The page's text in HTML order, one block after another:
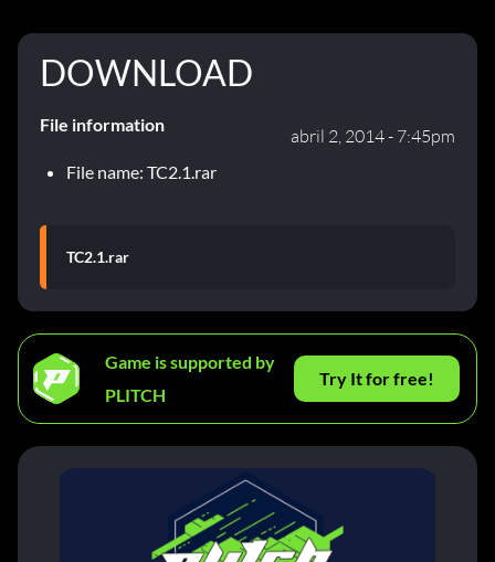
DOWNLOAD
File information
abril 2, 2014 - 7:45pm
File name: TC2.1.rar
TC2.1.rar
Game is supported by
PLITCH
Try It for free!